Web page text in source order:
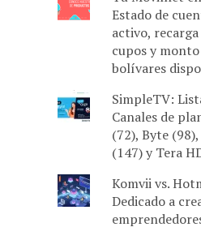
Estado de
activo, recarga
cupos y
bolívares
SimpleTV:
Canales de
(72), Byte (98),
(147) y Tera
Komvii vs.
Dedicado a